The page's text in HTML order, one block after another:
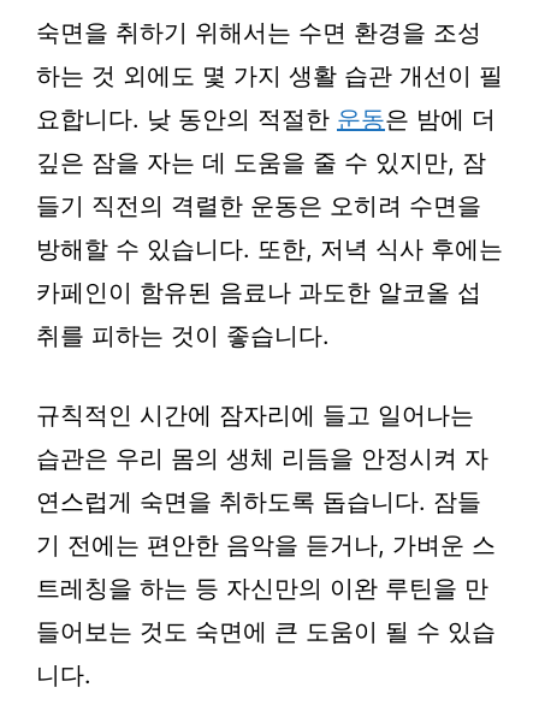
숙면을 취하기 위해서는 수면 환경을 조성
하는 것 외에도 몇 가지 생활 습관 개선이 필
요합니다. 낮 동안의 적절한 운동은 밤에 더
깊은 잠을 자는 데 도움을 줄 수 있지만, 잠
들기 직전의 격렬한 운동은 오히려 수면을
방해할 수 있습니다. 또한, 저녁 식사 후에는
카페인이 함유된 음료나 과도한 알코올 섭
취를 피하는 것이 좋습니다.
규칙적인 시간에 잠자리에 들고 일어나는
습관은 우리 몸의 생체 리듬을 안정시켜 자
연스럽게 숙면을 취하도록 돕습니다. 잠들
기 전에는 편안한 음악을 듣거나, 가벼운 스
트레칭을 하는 등 자신만의 이완 루틴을 만
들어보는 것도 숙면에 큰 도움이 될 수 있습
니다.